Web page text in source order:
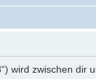
wird zwischen dir